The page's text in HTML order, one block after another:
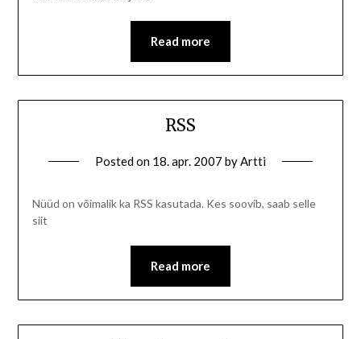
Read more
RSS
Posted on 18. apr. 2007 byArtti
Nüüd on võimalik ka RSS kasutada. Kes soovib, saab selle
siit
Read more